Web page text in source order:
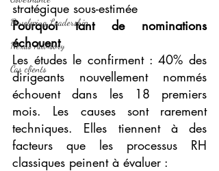
Developing Leadership
Nexus Advisory
Cas clients
stratégique sous-estimée
Pourquoi tant de nominations
échouent
Les études le confirment : 40% des
dirigeants nouvellement nommés
échouent dans les 18 premiers
mois. Les causes sont rarement
techniques. Elles tiennent à des
facteurs que les processus RH
classiques peinent à évaluer :